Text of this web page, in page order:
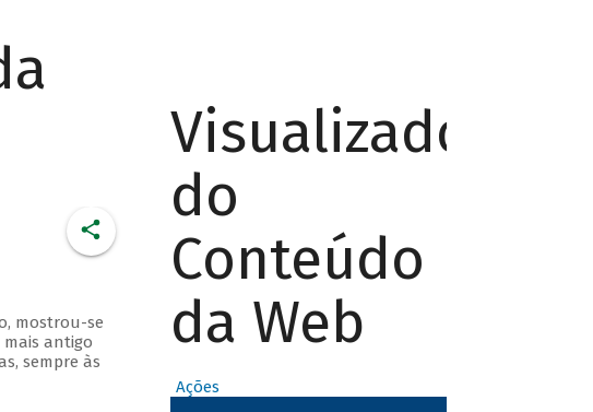
mostrou-se
antigo
sempre às
Visualizador
do
Conteúdo
da Web
Ações